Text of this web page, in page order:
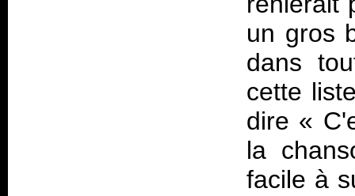
un gros
dans
cette
dire «
la
facile à